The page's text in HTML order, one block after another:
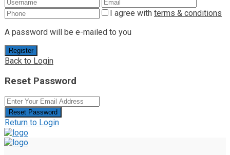
I agree with terms & conditions
A password will be e-mailed to you
Register
Back to Login
Reset Password
Reset Password
Return to Login